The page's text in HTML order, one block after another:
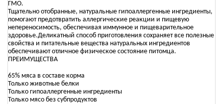
ГМО.
Тщательно отобранные, натуральные гипоаллергенные ингредиенты,
помогают предотвратить аллергические реакции и пищевую
непереносимость, обеспечивая иммунное и пищеварительное
здоровье.Деликатный способ приготовления сохраняет все полезные
свойства и питательные вещества натуральных ингредиентов
обеспечивают отличное физическое состояние питомца.
ПРЕИМУЩЕСТВА
65% мяса в составе корма
Только животные белки
Только гипоаллергенные ингредиенты
Только мясо без субпродуктов